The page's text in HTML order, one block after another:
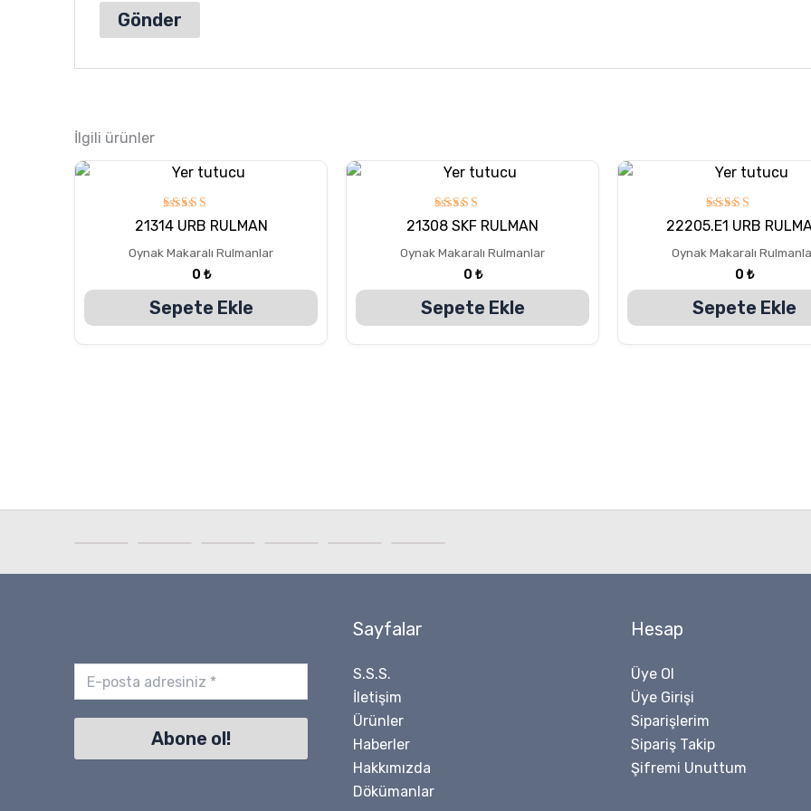
İlgili ürünler
5
üzerinden
oy aldı
21314 URB RULMAN
Oynak Makaralı Rulmanlar
0 ₺
Sepete Ekle
5
üzerinden
oy aldı
21308 SKF RULMAN
Oynak Makaralı Rulmanlar
0 ₺
Sepete Ekle
5
üzerinden
oy aldı
22205.E1 URB
Oynak Makaralı
0 ₺
Sepete Ekle
Sayfalar
S.S.S.
İletişim
Ürünler
Haberler
Hakkımızda
Dökümanlar
Hesap
Üye Ol
Üye Girişi
Siparişlerim
Sipariş Takip
Şifremi Unuttum